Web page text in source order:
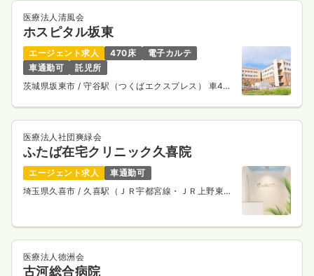
医療法人清風会
ホスピタル坂東
エージェント求人 470床
電子カルテ
車通勤可
託児所
茨城県坂東市 / 守谷駅（つくばエクスプレス） 車40
医療法人社団爽緑会
ふたば在宅クリニック久喜院
エージェント求人
車通勤可
埼玉県久喜市/ 久喜駅（ＪＲ宇都宮線・ＪＲ上野東京
医療法人徳洲会
古河総合病院